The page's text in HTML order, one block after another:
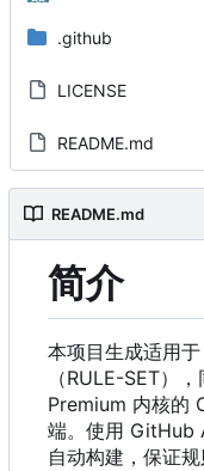
.github
LICENSE
README.md
README.md
简介
本项目生成适用于
（RULE-SET） ，
Premium 内核的
端。使用 GitHub
自动构建，保证规